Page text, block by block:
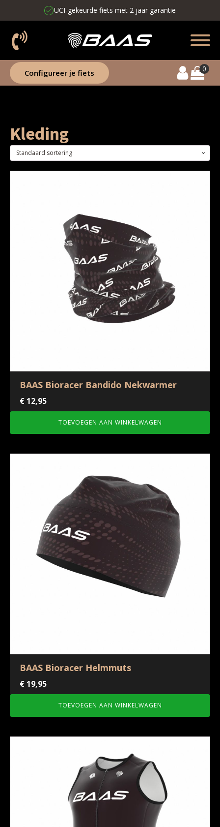
Jouw fiets geleverd in 4 weken
Configureer je fiets
Kleding
BAAS Bioracer Bandido Nekwarmer
€ 12,95
TOEVOEGEN AAN WINKELWAGEN
BAAS Bioracer Helmmuts
€ 19,95
TOEVOEGEN AAN WINKELWAGEN